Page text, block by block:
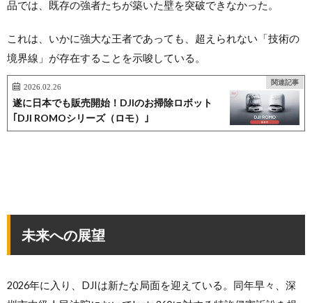
品では、既存の強者たちが築いた壁を突破できなかった。
これは、いかに強大な王者であっても、超えられない「技術の
境界線」が存在することを示唆している。
関連記事
2026.02.26
遂に日本でも販売開始！DJIのお掃除ロボット
｢DJI ROMOシリーズ（ロモ）｣
未来への展望
2026年に入り、DJIは新たな局面を迎えている。同年早々、深